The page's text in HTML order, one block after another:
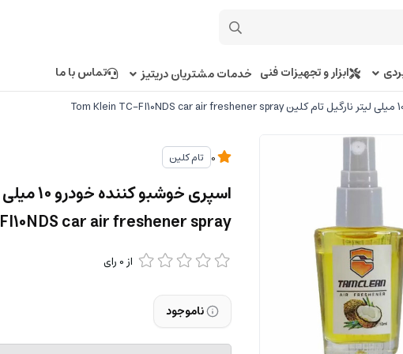
ابزار و تجهیزات فنی خدمات مشتریان دریتیز تماس با ما
تام کلین
FI10NDS car air freshener spray
از 0 رای
ناموجود